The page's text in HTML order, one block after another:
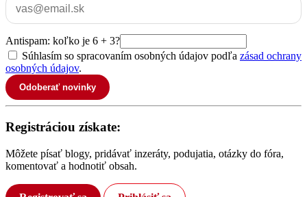
Antispam: koľko je 6 + 3?
Súhlasím so spracovaním osobných údajov podľa zásad ochrany
osobných údajov.
Odoberať novinky
Registráciou získate:
Môžete písať blogy, pridávať inzeráty, podujatia, otázky do fóra,
komentovať a hodnotiť obsah.